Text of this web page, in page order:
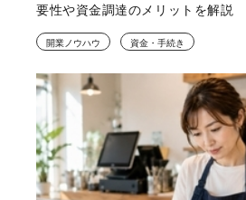
要性や資金調達のメリットを解説
開業ノウハウ 資金・手続き